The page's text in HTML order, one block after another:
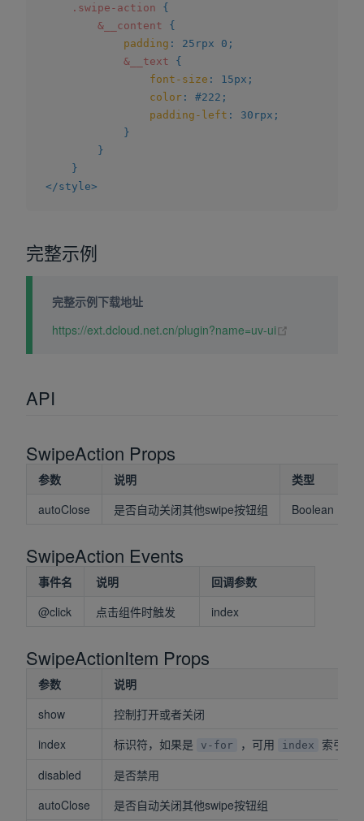
.swipe-action
{
&__content
{
padding : 25rpx 0 ;
&__text
{
font-size : 15px ;
color : #222 ;
padding-left : 30rpx ;
}
}
}
</style>
完整示例
完整示例下载地址
https://ext.dcloud.net.cn/plugin?name=uv-ui
API
SwipeAction Props
参数 说明 类型
autoClose
是否自动关闭其他swipe按钮组 Boolean
SwipeAction Events
事件名 说明
回调参数
@click
点击组件时触发 index
SwipeActionItem Props
参数
说明
show
控制打开或者关闭
index
标识符，如果是 v-for ，可用 index
索引
disabled
是否禁用
autoClose
是否自动关闭其他swipe按钮组